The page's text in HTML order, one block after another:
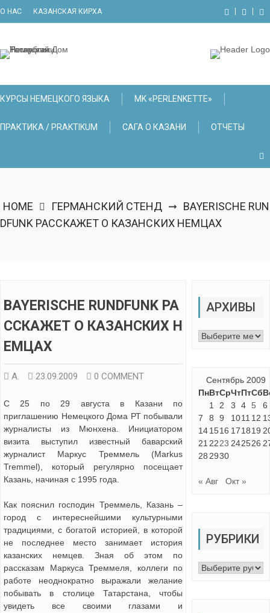
О НАС КАЗАНСКАЯ КИРХА
КУРСЫ НЕМЕЦКОГО ЯЗЫКА МK «PERLENKETTE»
ПРАКТИКА / PRAKTIKUM САГА О КАЗАНИ ОТЧЕТЫ
HOME ГЕРМАНСКИЙ СТЕНД ➞ BAYERISCHE RUN
DFUNK РАССКАЖЕТ О КАЗАНСКИХ НЕМЦАХ
BAYERISCHE RUNDFUNK РА
ССКАЖЕТ О КАЗАНСКИХ Н
ЕМЦАХ
А. 23.09.2009 0 COMMENT
С 25 по 29 августа в Казани по
приглашению Немецкого Дома РТ побывали
журналисты из Мюнхена. Инициатором
визита выступил известный баварский
журналист Маркус Треммель (Markus
Tremmel), который регулярно посещает
Казань, начиная с 1995 года.
Как пояснил господин Треммель, Казань –
город с интереснейшими культурными
традициями, с богатой историей, в которой
не последнее место занимает история
казанских немцев. Зная об этом по
рассказам Маркуса Треммеля, коллеги по
работе неоднократно выражали желание
побывать в столице Татарстана, чтобы
увидеть все своими глазами и
АРХИВЫ
Архивы
Сентябрь 2009
ПнВтСрЧтПтСб
1
2 3 4 5
6
7
8 9 1011 12
141516 171819
21 2223 242526
28 2930
« Авг Окт »
РУБРИКИ
Рубрики